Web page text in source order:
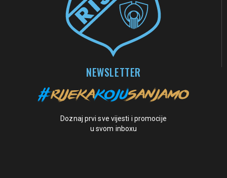
NEWSLETTER
Doznaj prvi sve vijesti i promocije
u svom inboxu